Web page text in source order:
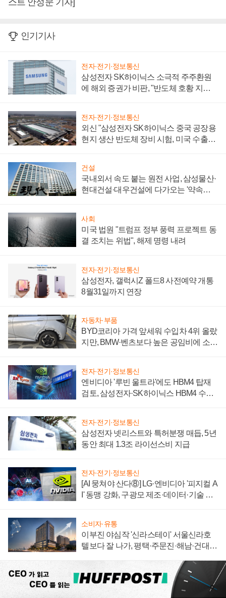
스트 안정문 기자]
인기기사
전자·전기·정보통신
삼성전자 SK하이닉스 소극적 주주환원
에 해외 증권가 비판, "반도체 호황 지속
전자·전기·정보통신
외신 "삼성전자 SK하이닉스 중국 공장용
현지 생산 반도체 장비 시험, 미국 수출통
건설
국내외서 속도 붙는 원전 사업, 삼성물산·
현대건설·대우건설에 다가오는 '약속의
사회
미국 법원 "트럼프 정부 풍력 프로젝트 동
결 조치는 위법", 해제 명령 내려
전자·전기·정보통신
삼성전자, 갤럭시Z 폴드8 사전예약 개통
8월31일까지 연장
자동차·부품
BYD코리아 가격 앞세워 수입차 4위 올랐
지만, BMW·벤츠보다 높은 공임비에 소비
전자·전기·정보통신
엔비디아 '루빈 울트라'에도 HBM4 탑재
검토, 삼성전자·SK하이닉스 HBM4 수율
전자·전기·정보통신
삼성전자 넷리스트와 특허분쟁 매듭, 5년
동안 최대 1.3조 라이선스비 지급
전자·전기·정보통신
[AI 뭉쳐야 산다⑧] LG·엔비디아 '피지컬 A
I' 동맹 강화, 구광모 제조·데이터·기술 결
소비자·유통
이부진 야심작 '신라스테이' 서울신라호
텔보다 잘 나가, 평택·주문진·해남·건대로